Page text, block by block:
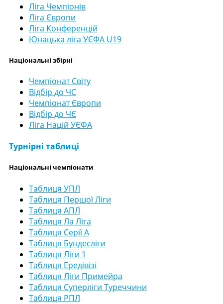
Ліга Чемпіонів
Ліга Європи
Ліга Конференцій
Юнацька ліга УЄФА U19
Національні збірні
Чемпіонат Світу
Відбір до ЧС
Чемпіонат Європи
Відбір до ЧЄ
Ліга Націй УЄФА
Турнірні таблиці
Національні чемпіонати
Таблиця УПЛ
Таблиця Першої Ліги
Таблиця АПЛ
Таблиця Ла Ліга
Таблиця Серії А
Таблиця Бундесліги
Таблиця Ліги 1
Таблиця Ередівізі
Таблиця Ліги Примейра
Таблиця Суперліги Туреччини
Таблиця РПЛ